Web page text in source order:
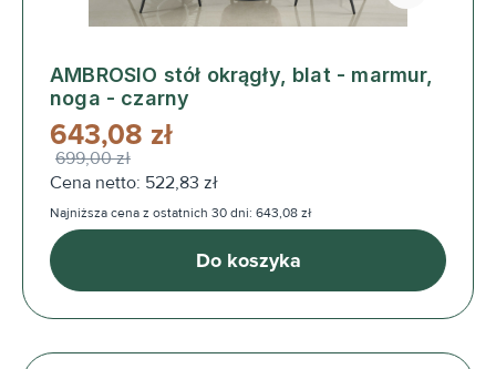
AMBROSIO stół okrągły, blat - marmur,
noga - czarny
643,08 zł
699,00 zł
Cena netto: 522,83 zł
Najniższa cena z ostatnich 30 dni: 643,08 zł
Do koszyka